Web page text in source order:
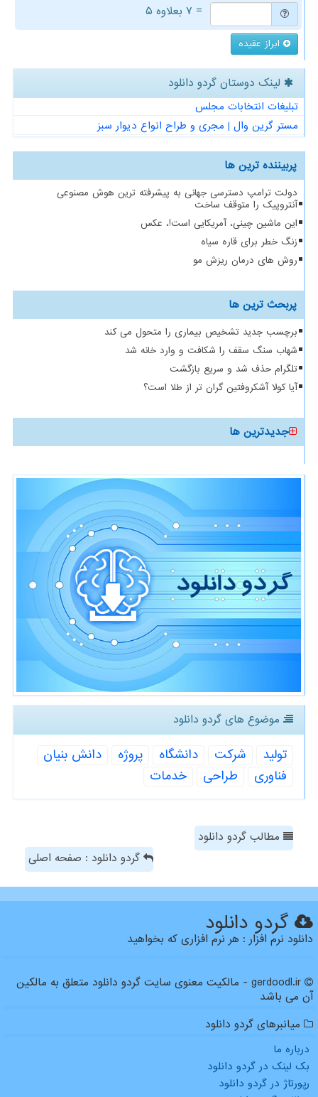
= ۷ بعلاوه ۵
ابراز عقیده
لینک دوستان گردو دانلود
تبلیغات انتخابات مجلس
مستر گرین وال | مجری و طراح انواع دیوار سبز
پربیننده ترین ها
دولت ترامپ دسترسی جهانی به پیشرفته ترین هوش مصنوعی
آنتروپیک را متوقف ساخت
این ماشین چینی، آمریکایی است!، عکس
زنگ خطر برای قاره سیاه
روش های درمان ریزش مو
پربحث ترین ها
برچسب جدید تشخیص بیماری را متحول می کند
شهاب سنگ سقف را شکافت و وارد خانه شد
تلگرام حذف شد و سریع بازگشت
آیا کولا آشکروفتین گران تر از طلا است؟
جدیدترین ها
موضوع های گردو دانلود
تولید شركت دانشگاه پروژه
دانش بنیان
فناوری
طراحی خدمات
مطالب گردو دانلود
گردو دانلود : صفحه اصلی
گردو دانلود
دانلود نرم افزار : هر نرم افزاری که بخواهید
gerdoodl.ir - مالکیت معنوی سایت گردو دانلود متعلق به مالکین
آن می باشد
میانبرهای گردو دانلود
درباره ما
بک لینک در گردو دانلود
رپورتاژ در گردو دانلود